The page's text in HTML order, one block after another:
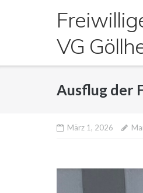
VG
Ausflug der
März 1, 2026